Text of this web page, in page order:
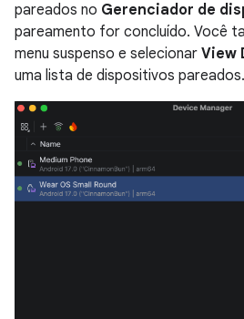
pareados no Gerenciador de
pareamento for concluído. Você
menu suspenso e selecionar View
uma lista de dispositivos pareados.